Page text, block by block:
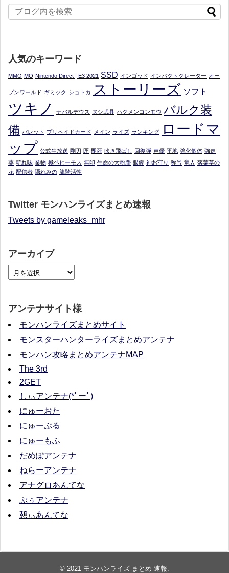
人気のキーワード
MMO MO Nintendo Direct | E3 2021 SSD インゴッド インパクトクレーター オー
プンワールド ギミック ショトカ ストーリーズ ソフト
ツキノ ナバルデウス ヌシ武具 ハクメンコンモウ バルク装
備 パレット プリペイドカード メイン ライズ ランキング
ロードマ
ップ 公式生放送 剛刃 匠 即死 吹き飛ばし 回復弾 声優 平地 強化個体 強走
薬 斬れ味 業物 極ベヒーモス 無印 生命の大粉塵 眼鏡 神お守り 称号 竜人 落葉草の
花 配信者 隠れみの 龍騎活性
Twitter モンハンライズまとめ速報
Tweets by gameleaks_mhr
アーカイブ
アンテナサイト様
モンハンライズまとめサイト
モンスターハンターライズまとめアンテナ
モンハン攻略まとめアンテナMAP
The 3rd
2GET
しぃアンテナ(*ﾟーﾟ)
にゅーおた
にゅーぷる
にゅーもふ
だめぽアンテナ
ねらーアンテナ
アナグロあんてな
ぷぅアンテナ
憩ぃあんてな
© 2021 モンハンライズ まとめ 速報